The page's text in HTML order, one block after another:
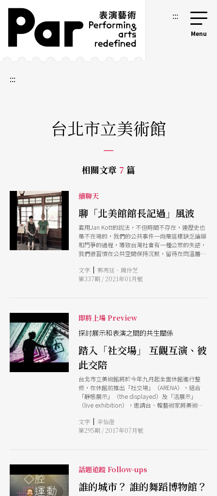
跳到主要內容區塊
網站導覽 :::
:::
台北市立美術館
相關文章 7 篇
續聊天
聊「北美館館長記過」風波
套用Jan Kott的說法，不但時間不存在，連歷史也
是不在場的，我們的公共事件一向是這樣缺乏論辯
和鬥爭的過程，導致台灣社會有一種公眾的失語，
我們很習慣在公共空間保持沉默，留待在同溫層眾
歷史就結束了，我們的歷史裡只有輪迴沒有暴力，
再加上我們都希望自己看起來不暴力。可是沉默本
文字 | 郭亮廷、周伶芝
第337期 / 2021年01月號
即將上場 Preview
探討展示和表演之間的共生關係
踏入「社交場」 互觀互演、彼
此交陪
台北市立美術館將於今年九月起全面休館進行整
修，在休館前推出「社交場」（ARENA），結合
「靜態展示」（the displayed）及「活展示」
（live exhibition），邀請台、韓藝術家將美術館
的創作形式與表演型態，讓表演和藝術展覽相互凝
視，交集融合，串起舞蹈、身體、戲劇、音樂、聲
文字 | 辛怡澄
第295期 / 2017年07月號
話題追蹤 Follow-ups
誰的城市？ 誰的舞蹈博物館？